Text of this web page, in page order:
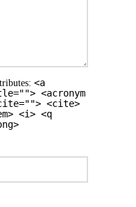
<a
<acronym
<cite>
<i> <q